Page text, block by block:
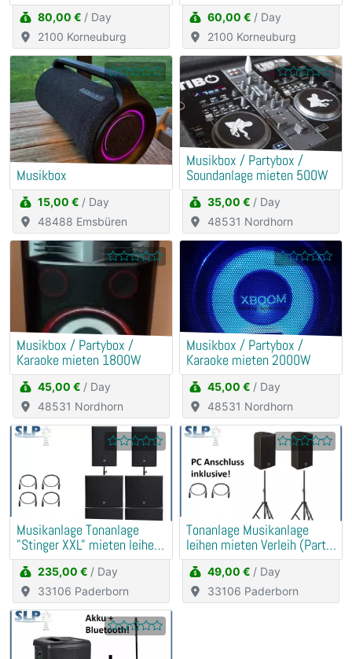
Mischpult
80,00 € / Day
2100 Korneuburg
Hochzeit
60,00 € / Day
2100 Korneuburg
Musikbox
15,00 € / Day
48488 Emsbüren
Musikbox / Partybox /
Soundanlage mieten 500W
35,00 € / Day
48531 Nordhorn
Musikbox / Partybox /
Karaoke mieten 1800W
45,00 € / Day
48531 Nordhorn
Musikbox / Partybox /
Karaoke mieten 2000W
45,00 € / Day
48531 Nordhorn
Musikanlage Tonanlage
"Stinger XXL" mieten leihen
Verleih PA, DJ
235,00 € / Day
33106 Paderborn
Tonanlage Musikanlage
leihen mieten Verleih (Party,
Hochzeit, Geburtstag)
49,00 € / Day
33106 Paderborn